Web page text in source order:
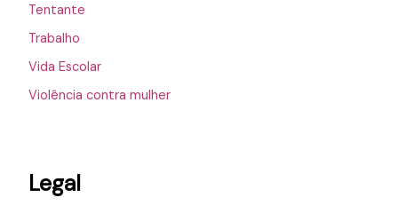
Tentante
Trabalho
Vida Escolar
Violência contra mulher
Legal